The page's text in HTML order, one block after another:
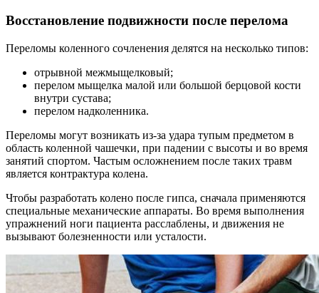
Восстановление подвижности после перелома
Переломы коленного сочленения делятся на несколько типов:
отрывной межмыщелковый;
перелом мыщелка малой или большой берцовой кости
внутри сустава;
перелом надколенника.
Переломы могут возникать из-за удара тупым предметом в
область коленной чашечки, при падении с высоты и во время
занятий спортом. Частым осложнением после таких травм
является контрактура колена.
Чтобы разработать колено после гипса, сначала применяются
специальные механические аппараты. Во время выполнения
упражнений ноги пациента расслаблены, и движения не
вызывают болезненности или усталости.